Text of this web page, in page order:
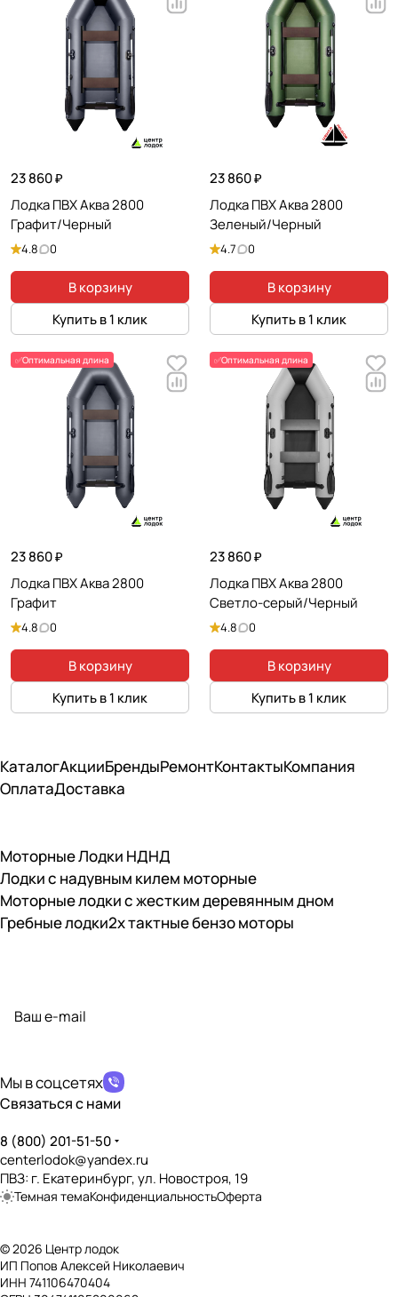
23 860 ₽
Лодка ПВХ Аква 2800
Графит/Черный
4.8 0
В корзину
Купить в 1 клик
23 860 ₽
Лодка ПВХ Аква 2800
Зеленый/Черный
4.7 0
В корзину
Купить в 1 клик
✅Оптимальная длина
23 860 ₽
Лодка ПВХ Аква 2800
Графит
4.8 0
В корзину
Купить в 1 клик
✅Оптимальная длина
23 860 ₽
Лодка ПВХ Аква 2800
Светло-серый/Черный
4.8 0
В корзину
Купить в 1 клик
КаталогАкцииБрендыРемонтКонтактыКомпания
ОплатаДоставка
Моторные Лодки НДНД
Лодки с надувным килем моторные
Моторные лодки с жестким деревянным дном
Гребные лодки2х тактные бензо моторы
Мы в соцсетях
Связаться с нами
8 (800) 201-51-50
centerlodok@yandex.ru
ПВЗ: г. Екатеринбург, ул. Новостроя, 19
Темная темаКонфиденциальностьОферта
© 2026 Центр лодок
ИП Попов Алексей Николаевич
ИНН 741106470404